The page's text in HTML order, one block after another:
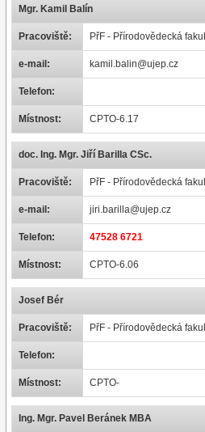
Mgr. Kamil Balín
Pracoviště: PřF - Přírodovědecká
e-mail: kamil.balin@ujep.cz
Telefon:
Místnost: CPTO-6.17
doc. Ing. Mgr. Jiří Barilla CSc.
Pracoviště: PřF - Přírodovědecká
e-mail: jiri.barilla@ujep.cz
Telefon: 47528 6721
Místnost: CPTO-6.06
Josef Bér
Pracoviště: PřF - Přírodovědecká
Telefon:
Místnost: CPTO-
Ing. Mgr. Pavel Beránek MBA